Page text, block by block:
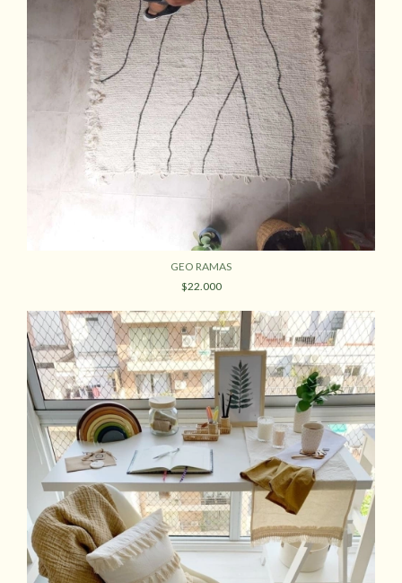
GEO RAMAS
$22.000